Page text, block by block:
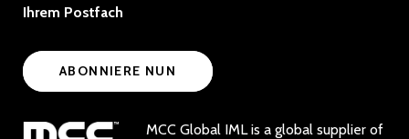
Ihrem Postfach
ABONNIERE NUN
MCC Global IML is a global supplier of